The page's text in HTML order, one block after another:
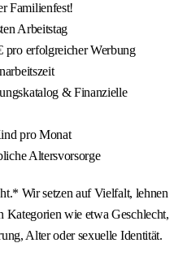
Familienfest!
Arbeitstag
pro erfolgreicher Werbung
& Finanzielle
pro Monat
Altersvorsorge
Wir setzen auf Vielfalt, lehnen
wie etwa Geschlecht,
Alter oder sexuelle Identität.